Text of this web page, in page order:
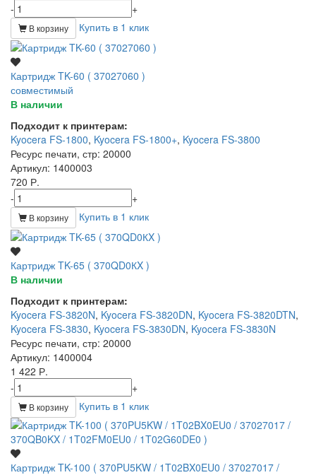
-
+
В корзину Купить в 1 клик
Картридж TK-60 ( 37027060 )
совместимый
В наличии
Подходит к принтерам:
Kyocera FS-1800, Kyocera FS-1800+, Kyocera FS-3800
Ресурс печати, стр: 20000
Артикул: 1400003
720 Р.
-
+
В корзину Купить в 1 клик
Картридж TK-65 ( 370QD0КX )
В наличии
Подходит к принтерам:
Kyocera FS-3820N, Kyocera FS-3820DN, Kyocera FS-3820DTN,
Kyocera FS-3830, Kyocera FS-3830DN, Kyocera FS-3830N
Ресурс печати, стр: 20000
Артикул: 1400004
1 422 Р.
-
+
В корзину Купить в 1 клик
Картридж TK-100 ( 370PU5KW / 1T02BX0EU0 / 37027017 /